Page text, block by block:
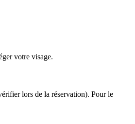
votre visage.
lors de la réservation). Pour le